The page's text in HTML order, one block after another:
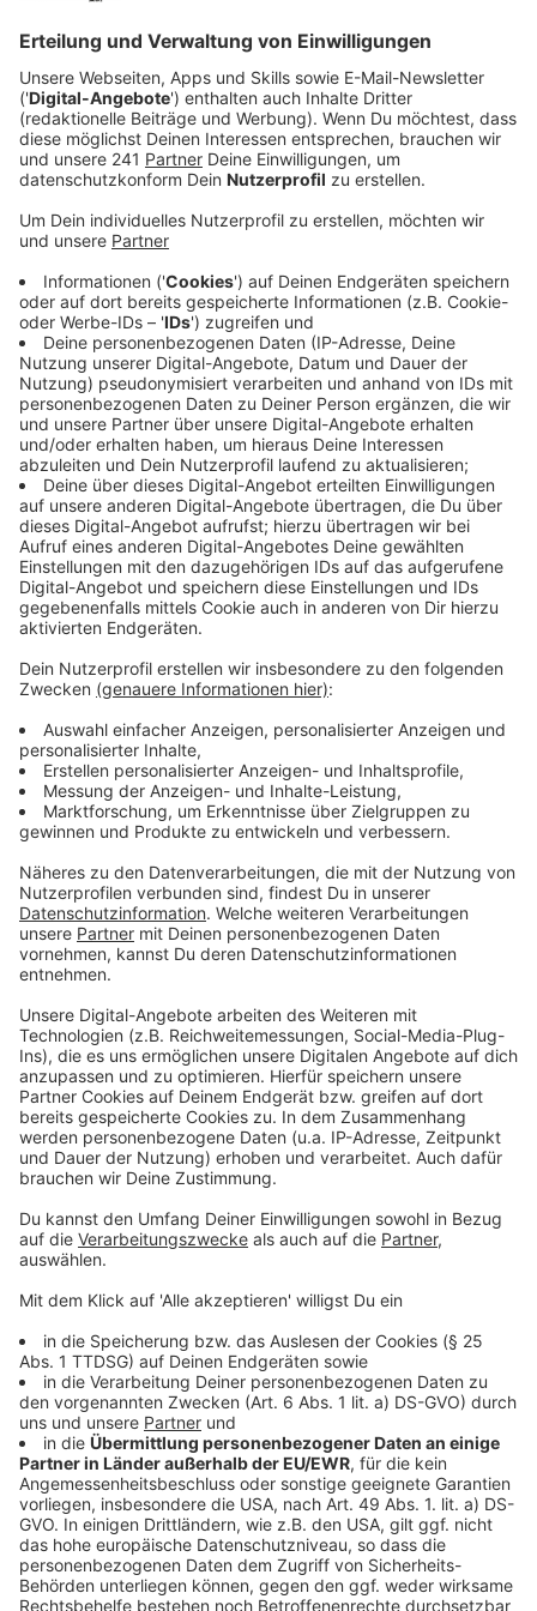
Anzeige
Veranstaltungen
Anzeige
Mitarbeitenden eine virtuelle Live-Führung durch die
Gedenkstätte Auschwitz-Birkenau. Offen für uns alle
ist ein Theaterstück im Erholungshaus. Dort wird am 4.
und 5. Februar jeweils die Geschichte von vier
jüdischen Kindern vor und während des Zweiten
Weltkriegs erzählt. Anschließend soll es
voraussichtlich auch ein Gespräch mit Zeitzeugen
geben. In der Volkshochschule soll am Gedenktag
kommenden Montag eine Ausstellung eröffnen, dort
können wir mehr über das jüdische Leben bei uns in der
Stadt ab den 90er Jahren beschäftigen.
Anzeige
Tickets
Anzeige
Hier könnt ihreinen Platz für die Theateraufführung
am 4. Februar reservieren. Die Aufführung am 5.
Februar ist für Schulen reserviert.
Anzeige
Weitere Meldungen aus unserer Stadt
Anzeige
Bayer: Glyphosat wird Thema vor höchstem US-
Gericht
Untersuchungsausschuss im NRW-Landtag
beschäftigt sich mit Rheinbrückenbau
Sichere Schulwege in Leverkusen: Konzept ist fertig
Anzeige
Anzeige